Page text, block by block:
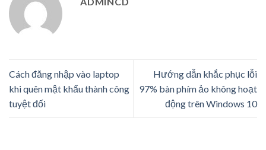
Cách đăng nhập vào laptop
khi quên mật khẩu thành công
tuyệt đối
Hướng dẫn khắc phục lỗi
97% bàn phím ảo không hoạt
động trên Windows 10